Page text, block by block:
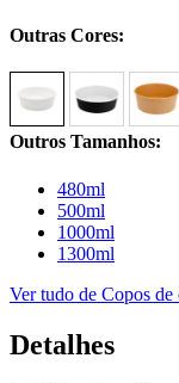
Outras Cores:
Outros Tamanhos:
480ml
500ml
1000ml
1300ml
Ver tudo de Copos de
Detalhes